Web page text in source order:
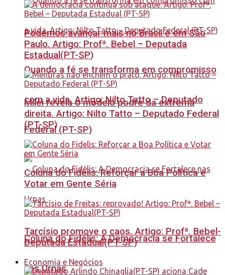
Quando a fé se transforma em compromisso
com a vida. Artigo: Nilto Tatto – Deputado
Federal (PT-SP)
Coluna do Fidélis: A Democracia se Fortalece
nas Urnas
Podemos avançar mais no Brasil e em São
Paulo. Artigo: Profª. Bebel – Deputada
Estadual(PT-SP)
Milei revela o modelo podre da extrema
direita. Artigo: Nilto Tatto – Deputado Federal
(PT-SP)
Coluna do Fidelis: Reforçar a Boa Política e
Votar em Gente Séria
Tarcísio promove o caos. Artigo: Profª. Bebel-
Deputada Estadual(PT-SP)
Economia e Negócios